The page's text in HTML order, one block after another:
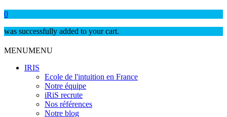
0
was successfully added to your cart.
MENUMENU
IRIS
Ecole de l'intuition en France
Notre équipe
iRiS recrute
Nos références
Notre blog